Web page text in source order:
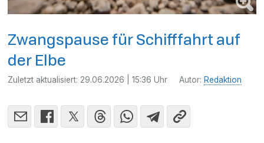
Zwangspause für Schifffahrt auf
der Elbe
Zuletzt aktualisiert: 29.06.2026 | 15:36 Uhr Autor: Redaktion